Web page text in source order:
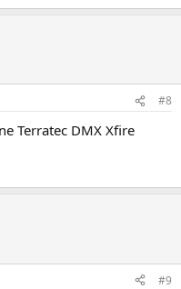
#8
Terratec DMX Xfire
#9